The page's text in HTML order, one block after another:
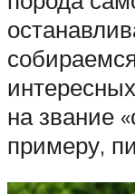
на звание
примеру,